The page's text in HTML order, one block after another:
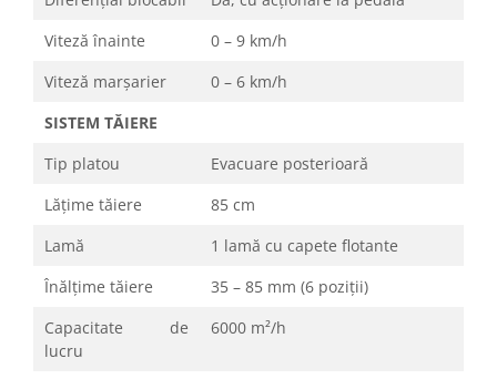
Viteză înainte
0 – 9 km/h
Viteză marșarier
0 – 6 km/h
SISTEM TĂIERE
Tip platou
Evacuare posterioară
Lățime tăiere
85 cm
Lamă
1 lamă cu capete flotante
Înălțime tăiere
35 – 85 mm (6 poziții)
Capacitate de
lucru
6000 m²/h